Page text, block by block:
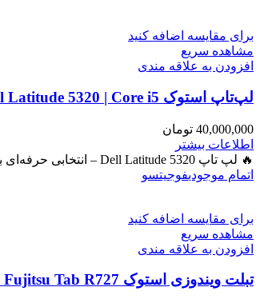
برای مقایسه اضافه کنید
مشاهده سریع
افزودن به علاقه مندی
لپ‌تاپ استوک Dell Latitude 5320 | Core i5 رم 16، SSD 256، گرافیک Iris
40,000,000 تومان
اطلاعات بیشتر
🔥 لپ تاپ Dell Latitude 5320 – انتخابی حرفه‌ای برای کارهای اداری، دانشجویی و برنامه‌نویسی 🔖 کد محصول: #41050 بررسی
اتمام موجودیفوجیتسو
برای مقایسه اضافه کنید
مشاهده سریع
افزودن به علاقه مندی
تبلت ویندوزی استوک Fujitsu Tab R727 – نسل ۷ با صفحه لمسی IPS